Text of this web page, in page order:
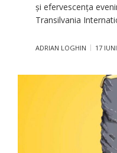
și efervescența
Transilvania
ADRIAN LOGHIN 17